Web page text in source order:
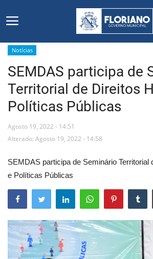
Início
Editais
Floriano
Mural de Licitações
Notícias
Vídeos
Webmail
Notícias
SEMDAS participa de
Territorial de Direitos
Políticas Públicas
Agosto 19, 2022 - 14:51
Alterado: Agosto 19, 2022 - 14:58
SEMDAS participa de Seminário Territorial
e Políticas Públicas